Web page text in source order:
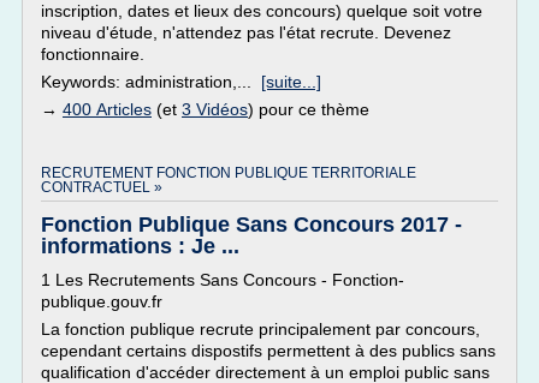
inscription, dates et lieux des concours) quelque soit votre
niveau d'étude, n'attendez pas l'état recrute. Devenez
fonctionnaire.
Keywords: administration,... [suite...]
→ 400 Articles (et 3 Vidéos) pour ce thème
RECRUTEMENT FONCTION PUBLIQUE TERRITORIALE
CONTRACTUEL »
Fonction Publique Sans Concours 2017 -
informations : Je ...
1 Les Recrutements Sans Concours - Fonction-
publique.gouv.fr
La fonction publique recrute principalement par concours,
cependant certains dispostifs permettent à des publics sans
qualification d'accéder directement à un emploi public sans